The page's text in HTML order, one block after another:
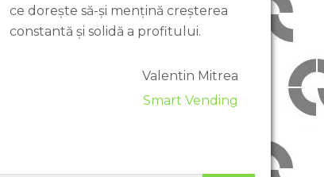
ce dorește să-și mențină creșterea
constantă și solidă a profitului.
Valentin Mitrea
Smart Vending